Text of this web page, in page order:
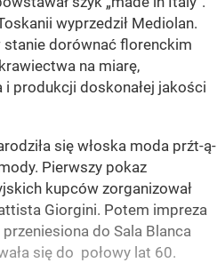
wyprzedził Mediolan.
stanie dorównać florenckim
na miarę,
produkcji doskonałej jakości
się włoska moda prźt-ą-
Pierwszy pokaz
kupców zorganizował
Giorgini. Potem impreza
do Sala Blanca
się do połowy lat 60.